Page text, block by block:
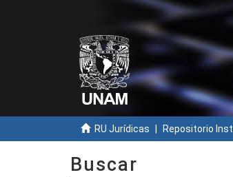
RU Jurídicas Repositorio
Buscar